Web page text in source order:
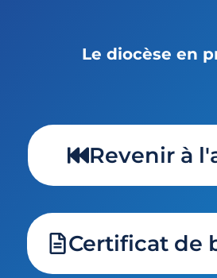
Le diocèse en
Revenir à
Certificat de